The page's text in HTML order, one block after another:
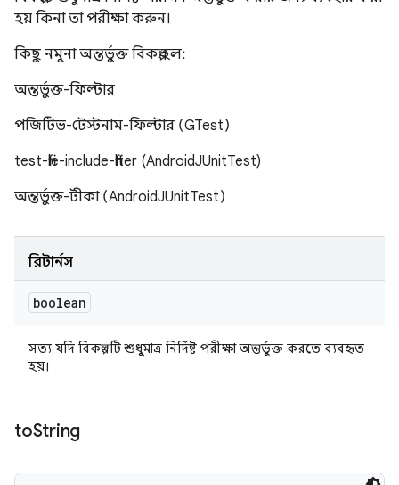
হয় কিনা তা পরীক্ষা করুন।
কিছু নমুনা অন্তর্ভুক্ত বিকল্প হল:
অন্তর্ভুক্ত-ফিল্টার
পজিটিভ-টেস্টনাম-ফিল্টার (GTest)
test-file-include-filter (AndroidJUnitTest)
অন্তর্ভুক্ত-টীকা (AndroidJUnitTest)
রিটার্নস
boolean
সত্য যদি বিকল্পটি শুধুমাত্র নির্দিষ্ট পরীক্ষা অন্তর্ভুক্ত করতে ব্যবহৃত
হয়।
toString